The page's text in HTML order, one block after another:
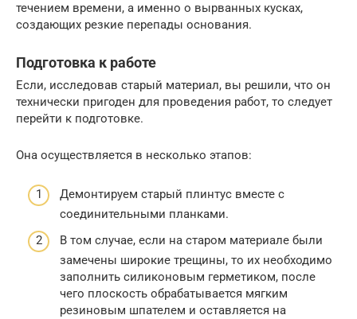
течением времени, а именно о вырванных кусках,
создающих резкие перепады основания.
Подготовка к работе
Если, исследовав старый материал, вы решили, что он
технически пригоден для проведения работ, то следует
перейти к подготовке.
Она осуществляется в несколько этапов:
Демонтируем старый плинтус вместе с
соединительными планками.
В том случае, если на старом материале были
замечены широкие трещины, то их необходимо
заполнить силиконовым герметиком, после
чего плоскость обрабатывается мягким
резиновым шпателем и оставляется на